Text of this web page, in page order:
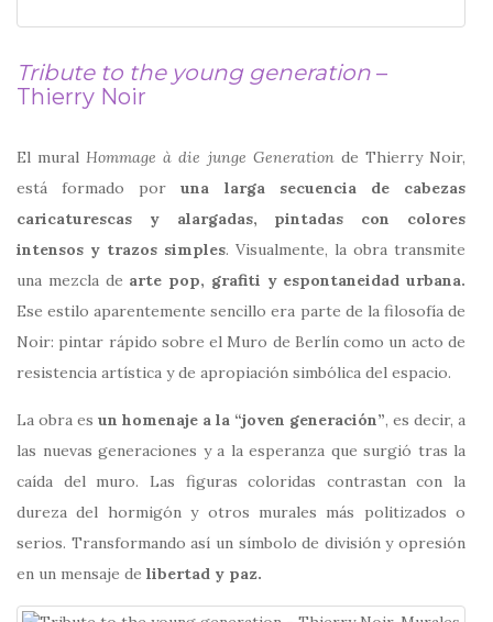
Tribute to the young generation –
Thierry Noir
El muralHommage à die junge Generationde Thierry Noir,
está formado por una larga secuencia de cabezas
caricaturescas y alargadas, pintadas con colores
intensos y trazos simples. Visualmente, la obra transmite
una mezcla de arte pop, grafiti y espontaneidad urbana.
Ese estilo aparentemente sencillo era parte de la filosofía de
Noir: pintar rápido sobre el Muro de Berlín como un acto de
resistencia artística y de apropiación simbólica del espacio.
La obra es un homenaje a la “joven generación”, es decir, a
las nuevas generaciones y a la esperanza que surgió tras la
caída del muro. Las figuras coloridas contrastan con la
dureza del hormigón y otros murales más politizados o
serios. Transformando así un símbolo de división y opresión
en un mensaje de libertad y paz.